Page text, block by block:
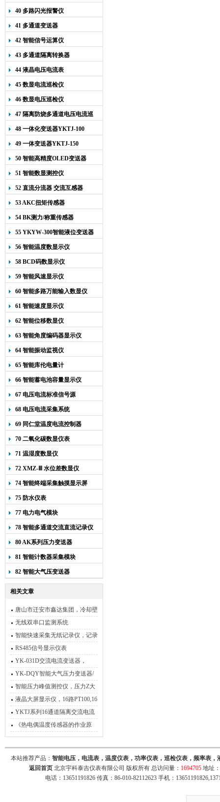
40 多路闪光报警仪
41 多通道变送器
42 智能信号运算仪
43 多通道隔离转换器
44 液晶电压电流表
45 数显电流巡检仪
46 数显电压巡检仪
47 隔离防烧多通道电压电流巡
检仪
48 一体化变送器YKTJ-100
49 一体变送器YKTJ-150
50 智能高精度OLED变送器
YK-218
51 智能数显测控仪
52 直流分流器 交流互感器
53 AKC扭矩传感器
54 BK测力/称重传感器
55 YKYW-300智能液位变送器
56 智能温度数显示仪
58 BCD码数显示仪
59 智能风速显示仪
60 智能多路万能输入数显仪
61 智能速度显示仪
62 智能位移数显仪
63 智能角度编码器显示仪
64 智能振动监视仪
65 智能库伦电量计
66 智能蓄电池容量显示仪
67 电压电流标准信号源
68 电压电流采集系统
69 同仁堂温度电流控制器
70 二氧化碳数显仪表
71 温湿度数显仪
72 XMZ-Ⅲ 水位差数显仪
74 智能终端采集触摸显示屏
75 防水仪表
77 电力电气模块
78 智能多通道交流直流记录仪
80 AK系列压力变送器
81 智能计数器采集模块
82 智能大气压变送器
相关文章
唐山市迁安市鑫达集团，冷却壁
温度检测，炼铁厂现场安装加调
试
无线双串口监测系统
智能快速采集无纸记录仪，记录
间隔0.1秒至1秒可自由设置
RS485信号显示仪表
YK-031D交流电流变送器，
AC0-输出4-20mA
YK-DQY智能大气压力变送器/
采集器
智能压力峰值测控仪，压力Z大
值数显表
液晶大屏显示仪，16路PT100,16
路4-20ma，同时显示
YKTJ系列16通道隔离交流电流
电压采集转换器
《热电偶温度传感器的作业原
理》
本站推荐产品： 智能电压，电流表，温度仪表，功率仪表，巡检仪表，频率表
返回首页 北京宇科泰吉仪表有限公司 版权所有 总访问量： 1694705 地址
电话：13651191826 传真：86-010-82112623 手机：